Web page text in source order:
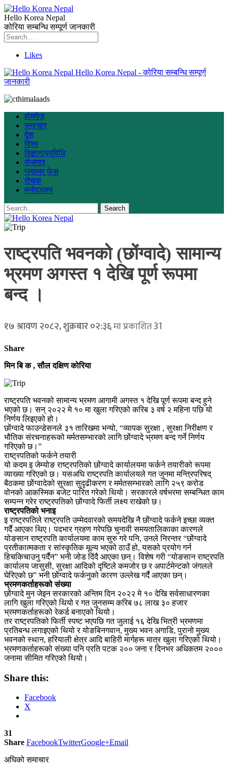
Hello Korea Nepal
कोरिया सम्बन्धि सम्पूर्ण जानकारी
Likes
Hello Korea Nepal - कोरिया सम्बन्धि सम्पूर्ण
जानकारी
होमपेज
समाचार
देश
विश्व
विज्ञान/प्रविधि
रोजगार
ग्ल्यामर फेस
रोचक
मनोरञ्जन
राष्ट्रपति भवनको (छोंग्वादे) सामान्य
भ्रमण अगस्त १ देखि पूर्ण रूपमा
बन्द ।
१७ श्रावण २०८२, शुक्रबार ०२:३६मा प्रकाशित31
Share
मिन बि क , सौल दक्षिण कोरिया
राष्ट्रपति भवनको सामान्य भ्रमण आगामी अगस्त १ देखि पूर्ण रूपमा बन्द हुने
भएको छ। सन् २०२२ मे १० मा खुला गरिएको करिब ३ वर्ष २ महिना पछि यो
निर्णय लिइएको हो।
छोंग्वादे फाउन्डेसनले ३१ तारिखमा भन्यो, “व्यापक सुरक्षा , सुरक्षा निरीक्षण र
भौतिक संरचनाहरूको मर्मतसम्भारको लागि छोंग्वादे भ्रमण बन्द गर्ने निर्णय
गरिएको छ।”
राष्ट्रपतिको फर्कने तयारी
यो कदम इ जेम्योङ राष्ट्रपतिको छोंग्वादे कार्यालयमा फर्कने तयारीको रूपमा
व्याख्या गरिएको छ। यसअघि राष्ट्रपति कार्यालयले गत जुनमा मन्त्रिपरिषद्
बैठकमा छोंग्वादेको सुरक्षा सुदृढीकरण र मर्मतसम्भारको लागि २५९ करोड
वोनको आकस्मिक बजेट पारित गरेको थियो। सरकारले वर्षभरमा सम्बन्धित काम
सम्पन्न गरेर राष्ट्रपतिको छोंग्वादे फिर्ती लक्ष्य राखेको छ।
राष्ट्रपतिको भनाइ
इ राष्ट्रपतिले राष्ट्रपति उम्मेदवारको समयदेखि नै छोंग्वादे फर्कने इच्छा व्यक्त
गर्दै आएका थिए। पदभार ग्रहण गरेपछि चुनावी समयतालिकाका कारणले
योङसान राष्ट्रपति कार्यालयमा काम सुरु गरे पनि, उनले निरन्तर “छोंग्वादे
प्रतीकात्मकता र सांस्कृतिक मूल्य भएको ठाउँ हो, यसको प्रयोग गर्न
हिचकिचाउनु पर्दैन” भनी जोड दिंदै आएका छन्। विशेष गरी “योङसान राष्ट्रपति
कार्यालय जासुसी, सुरक्षा आदिको दृष्टिले कमजोर छ र अपार्टमेन्टको जंगलले
घेरिएको छ” भनी छोंग्वादे फर्कनुको कारण उल्लेख गर्दै आएका छन्।
भ्रमणकर्ताहरूको संख्या
छोंग्वादे मुन जेइन सरकारको अन्तिम दिन २०२२ मे १० देखि सर्वसाधारणका
लागि खुला गरिएको थियो र गत जुनसम्म करिब ७८ लाख ३० हजार
भ्रमणकर्ताहरूको रेकर्ड बनाएको थियो।
तर राष्ट्रपतिको फिर्ती स्पष्ट भएपछि गत जुलाई १६ देखि भित्री भ्रमणमा
प्रतिबन्ध लगाइएको थियो र योङबिनगवान, मुख्य भवन अगाडि, पुरानो मुख्य
भवनको स्थान, हरियाली क्षेत्र आदि बाहिरी मार्गहरू मात्र खुला गरिएको थियो।
भ्रमणकर्ताहरूको संख्या पनि प्रति पटक २०० जना र दिनभर अधिकतम २०००
जनामा सीमित गरिएको थियो।
Share this:
Facebook
X
31
Share FacebookTwitterGoogle+Email
अघिको समाचार